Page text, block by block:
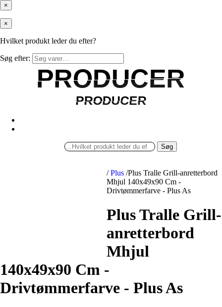
×
×
Hvilket produkt leder du efter?
Søg efter:
PRODUCER
PRODUCER
PRODUCER
PRODUCER
Søg
/ Plus /Plus Tralle Grill-anretterbord
Mhjul 140x49x90 Cm -
Drivtømmerfarve - Plus As
Plus Tralle Grill-
anretterbord
Mhjul
140x49x90 Cm -
Drivtømmerfarve - Plus As